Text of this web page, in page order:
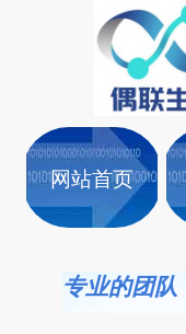
网站首页
专业的团